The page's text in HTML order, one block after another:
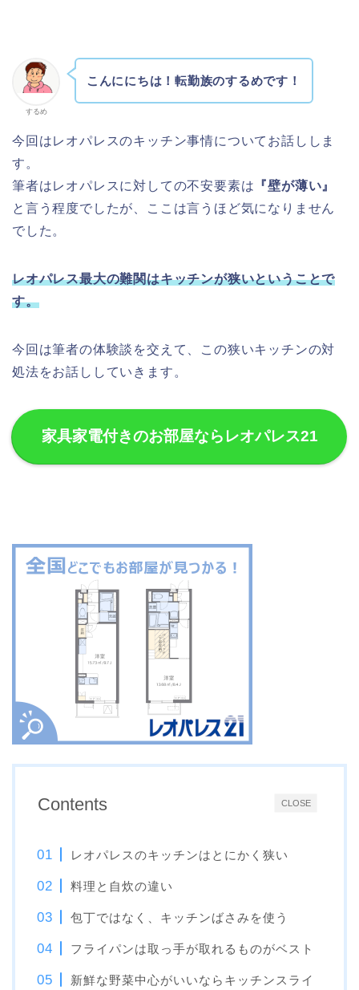
するめ
こんににちは！転勤族のするめです！
今回はレオパレスのキッチン事情についてお話ししま
す。
筆者はレオパレスに対しての不安要素は 『壁が薄い』
と言う程度でしたが、ここは言うほど気になりません
でした。
レオパレス最大の難関はキッチンが狭いということで
す。
今回は筆者の体験談を交えて、この狭いキッチンの対
処法をお話ししていきます。
家具家電付きのお部屋ならレオパレス21
CLOSE
Contents
レオパレスのキッチンはとにかく狭い
料理と自炊の違い
包丁ではなく、キッチンばさみを使う
フライパンは取っ手が取れるものがベスト
新鮮な野菜中心がいいならキッチンスライ